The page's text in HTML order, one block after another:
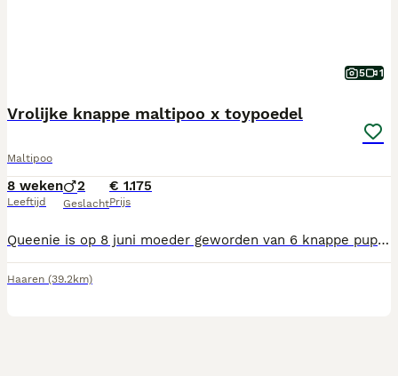
5 1
Vrolijke knappe maltipoo x toypoedel
Maltipoo
8 weken
Leeftijd
2
Geslacht
€ 1.175
Prijs
Queenie is op 8 juni moeder geworden van 6 knappe puppy’s. Ze zijn nu 8 weken en mogen al bezoek ontvangen. Ze zoeken een 5 sterren huisje om verder op te groeien. Ze groeien binnenshuis op met andere honden en kinderen, ze zijn al erg sociaal. Ook worden ze puppypad zindelijk gemaakt. Ze hebben een Nederlands/ Europees paspoort, een chip en een enting en een gezondheidscheck gehad bij de dierenarts. Als ze t nest verlaten krijgen de puppy’s mee: Paspoort Koopovereenkomst Veeeeel informatie Puppypakket met voer Speeltje Kleedje uit t nest Ik ben een hele kleine fokker, maar wel in het bezit van een vakbekwaamheidsdiploma en een ubn nummer. Ik heb af en toe een een nestje , die met veel liefde opgroeien. Als u meer informatie wenst, kunt u me altijd bellen of mailen. Ik sta u graag te woord.
Haaren (39.2km)